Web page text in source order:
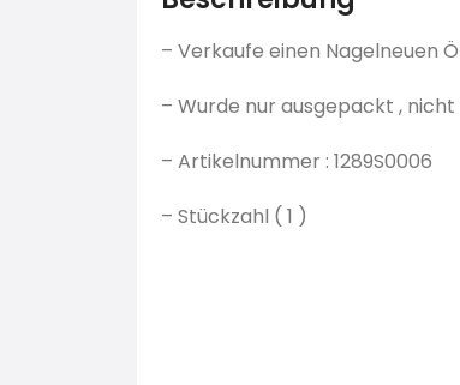
– Verkaufe einen Nagelneuen
– Wurde nur ausgepackt ,
– Artikelnummer : 1289S0006
– Stückzahl ( 1 )